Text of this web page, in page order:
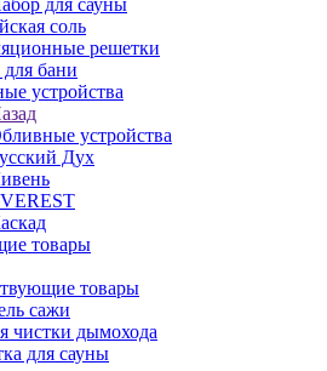
для сауны
соль
решетки
бани
устройства
устройства
Дух
товары
товары
сажи
чистки дымохода
для сауны